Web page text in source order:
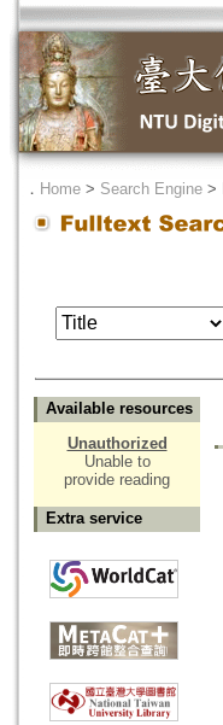
． Home > Search Engine >
Available resources
Unauthorized
Unable to
provide reading
Extra service